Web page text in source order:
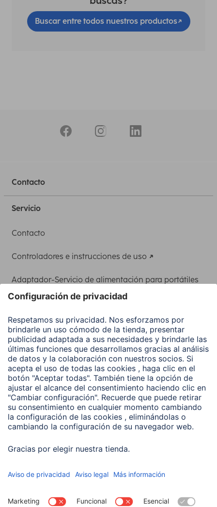
Buscar entre todos nuestros productos
Contacto
Servicio
Contacto
Controladores e instrucciones de uso
Adaptador-Servicio de alimentación para portátiles
Clientes online
Conviértete en distribuidor
Compañía
Historia de la empresa
Hama en todo el Mundo
Sostenibilidad
Business-Portal